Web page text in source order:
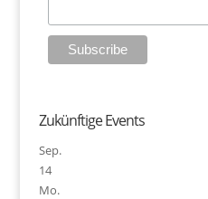
Zukünftige Events
Sep.
14
Mo.